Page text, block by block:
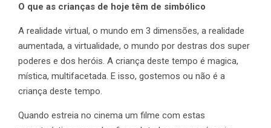
O que as crianças de hoje têm de simbólico
A realidade virtual, o mundo em 3 dimensões, a realidade
aumentada, a virtualidade, o mundo por destras dos super
poderes e dos heróis. A criança deste tempo é magica,
mística, multifacetada. E isso, gostemos ou não é a
criança deste tempo.
Quando estreia no cinema um filme com estas